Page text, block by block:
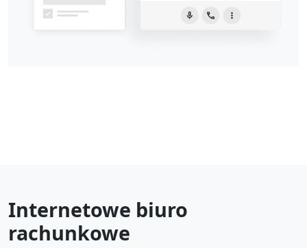
Internetowe biuro
rachunkowe